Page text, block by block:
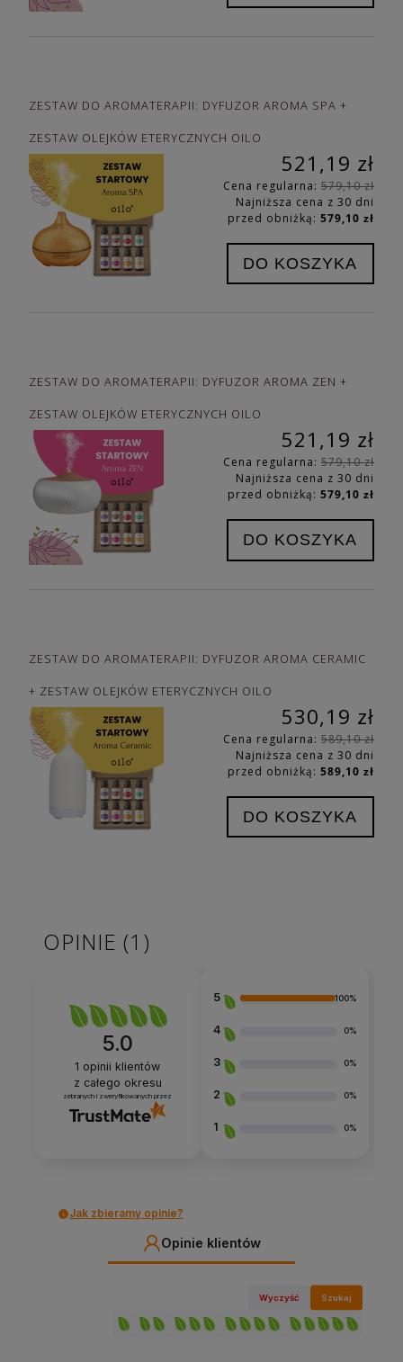
ZESTAW DO AROMATERAPII: DYFUZOR AROMA SPA +
ZESTAW OLEJKÓW ETERYCZNYCH OILO
521,19 zł
Cena regularna: 579,10 zł
Najniższa cena z 30 dni
przed obniżką: 579,10 zł
DO KOSZYKA
ZESTAW DO AROMATERAPII: DYFUZOR AROMA ZEN +
ZESTAW OLEJKÓW ETERYCZNYCH OILO
521,19 zł
Cena regularna: 579,10 zł
Najniższa cena z 30 dni
przed obniżką: 579,10 zł
DO KOSZYKA
ZESTAW DO AROMATERAPII: DYFUZOR AROMA CERAMIC
+ ZESTAW OLEJKÓW ETERYCZNYCH OILO
530,19 zł
Cena regularna: 589,10 zł
Najniższa cena z 30 dni
przed obniżką: 589,10 zł
DO KOSZYKA
OPINIE (1)
5.0
1 opinii klientów
z całego okresu
zebranych i zweryfikowanych przez
5 100%
4 0%
3 0%
2 0%
1 0%
Jak zbieramy opinie?
Opinie klientów
Wyczyść Szukaj